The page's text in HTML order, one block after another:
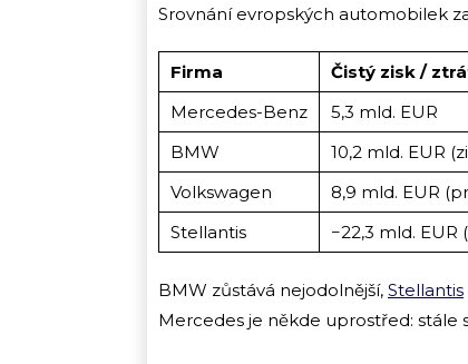
Srovnání evropských automobilek
Firma Čistý zisk /
Mercedes-Benz
5,3 mld. EUR
BMW
10,2 mld. EUR
Volkswagen
8,9 mld. EUR
Stellantis
−22,3 mld. EUR
BMW zůstává nejodolnější, Stellantis
Mercedes je někde uprostřed: stále